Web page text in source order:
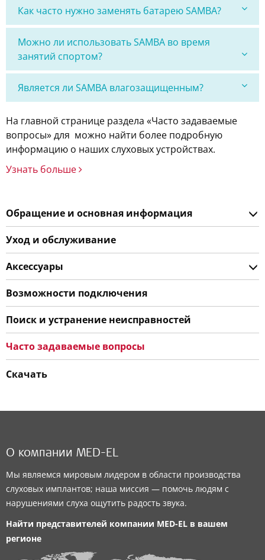
Как часто нужно заменять батарею SAMBA?
Можно ли использовать SAMBA во время
занятий спортом?
Является ли SAMBA влагозащищенным?
На главной странице раздела «Часто задаваемые
вопросы» для можно найти более подробную
информацию о наших слуховых устройствах.
Узнать больше
Обращение и основная информация
Уход и обслуживание
Аксессуары
Возможности подключения
Поиск и устранение неисправностей
Часто задаваемые вопросы
Скачать
О компании MED-EL
Мы являемся мировым лидером в области производства
слуховых имплантов; наша миссия — помочь людям с
нарушениями слуха ощутить радость звука.
Найти представителей компании MED-EL в вашем
регионе